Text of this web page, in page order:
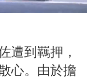
遭到羈押，
心。由於擔